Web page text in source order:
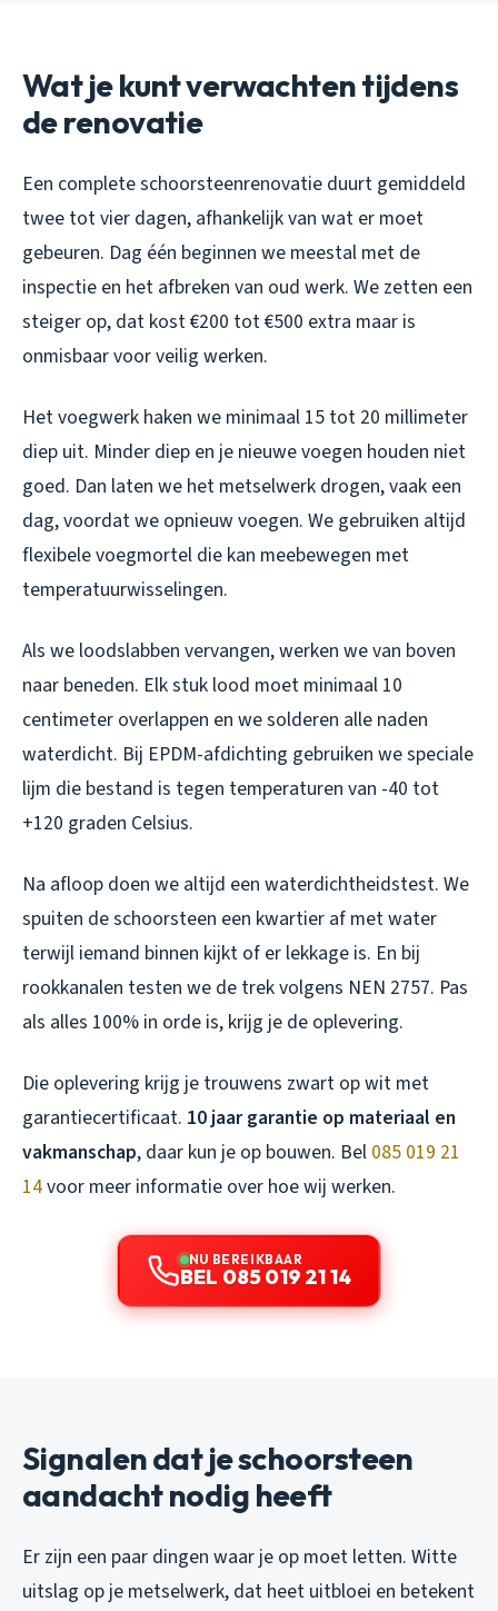
Wat je kunt verwachten tijdens
de renovatie
Een complete schoorsteenrenovatie duurt gemiddeld
twee tot vier dagen, afhankelijk van wat er moet
gebeuren. Dag één beginnen we meestal met de
inspectie en het afbreken van oud werk. We zetten een
steiger op, dat kost €200 tot €500 extra maar is
onmisbaar voor veilig werken.
Het voegwerk haken we minimaal 15 tot 20 millimeter
diep uit. Minder diep en je nieuwe voegen houden niet
goed. Dan laten we het metselwerk drogen, vaak een
dag, voordat we opnieuw voegen. We gebruiken altijd
flexibele voegmortel die kan meebewegen met
temperatuurwisselingen.
Als we loodslabben vervangen, werken we van boven
naar beneden. Elk stuk lood moet minimaal 10
centimeter overlappen en we solderen alle naden
waterdicht. Bij EPDM-afdichting gebruiken we speciale
lijm die bestand is tegen temperaturen van -40 tot
+120 graden Celsius.
Na afloop doen we altijd een waterdichtheidstest. We
spuiten de schoorsteen een kwartier af met water
terwijl iemand binnen kijkt of er lekkage is. En bij
rookkanalen testen we de trek volgens NEN 2757. Pas
als alles 100% in orde is, krijg je de oplevering.
Die oplevering krijg je trouwens zwart op wit met
garantiecertificaat. 10 jaar garantie op materiaal en
vakmanschap, daar kun je op bouwen. Bel 085 019 21
14voor meer informatie over hoe wij werken.
NU BEREIKBAAR
BEL 085 019 21 14
Signalen dat je schoorsteen
aandacht nodig heeft
Er zijn een paar dingen waar je op moet letten. Witte
uitslag op je metselwerk, dat heet uitbloei en betekent